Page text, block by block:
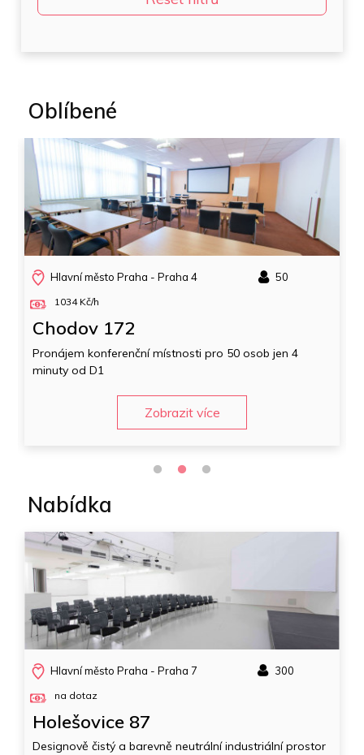
Oblíbené
Hlavní město Praha - Praha 1 50
1990 Kč/h
Nové Město 634
Mimořádný prostor na mimořádném místě plný
denního světla
Zobrazit více
Nabídka
Hlavní město Praha - Praha 7 300
na dotaz
Holešovice 87
Designově čistý a barevně neutrální industriální prostor